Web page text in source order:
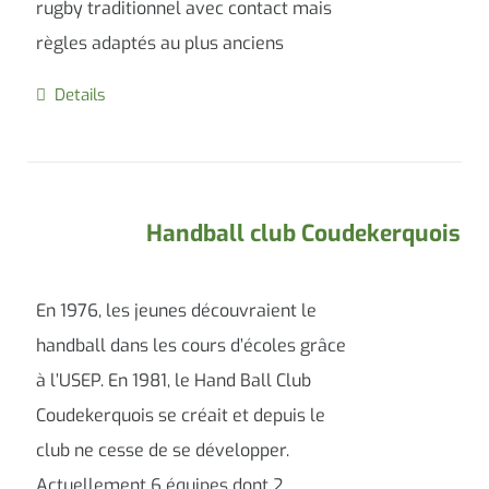
rugby traditionnel avec contact mais
règles adaptés au plus anciens
Details
Handball club Coudekerquois
En 1976, les jeunes découvraient le
handball dans les cours d’écoles grâce
à l’USEP. En 1981, le Hand Ball Club
Coudekerquois se créait et depuis le
club ne cesse de se développer.